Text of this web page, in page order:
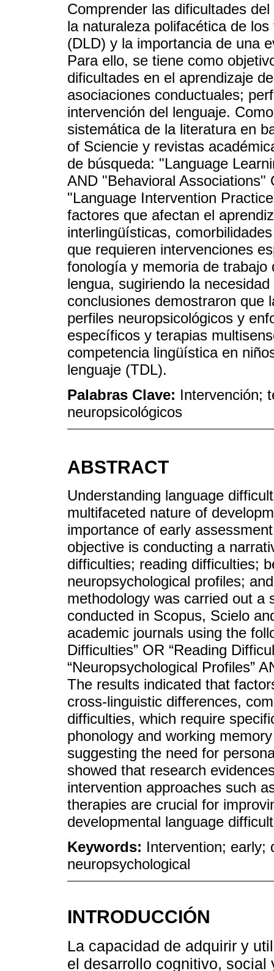
Comprender las dificultades
la naturaleza polifacética de
(DLD) y la importancia de una
Para ello, se tiene como
dificultades en el aprendizaje
asociaciones conductuales;
intervención del lenguaje.
sistemática de la literatura en
of Sciencie y revistas
de búsqueda: "Language
AND "Behavioral Associations"
"Language Intervention
factores que afectan el
interlingüísticas,
que requieren intervenciones
fonología y memoria de trabajo
lengua, sugiriendo la
conclusiones demostraron que
perfiles neuropsicológicos y
específicos y terapias
competencia lingüística en
lenguaje (TDL).
Palabras Clave: Intervención;
neuropsicológicos
ABSTRACT
Understanding language
multifaceted nature of
importance of early
objective is conducting a
difficulties; reading difficulties;
neuropsychological profiles;
methodology was carried out a
conducted in Scopus, Scielo
academic journals using the
Difficulties” OR “Reading
“Neuropsychological Profiles”
The results indicated that
cross-linguistic differences,
difficulties, which require
phonology and working
suggesting the need for
showed that research
intervention approaches such
therapies are crucial for
developmental language
Keywords: Intervention; early;
neuropsychological
INTRODUCCIÓN
La capacidad de adquirir y
el desarrollo cognitivo,